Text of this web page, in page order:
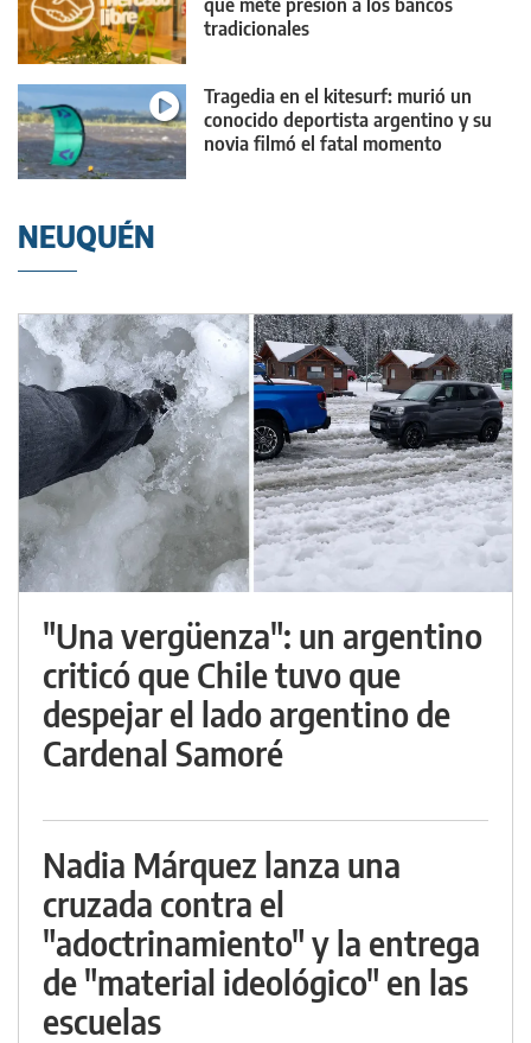
que mete presión a los bancos
tradicionales
Tragedia en el kitesurf: murió un
conocido deportista argentino y su
novia filmó el fatal momento
NEUQUÉN
"Una vergüenza": un argentino
criticó que Chile tuvo que
despejar el lado argentino de
Cardenal Samoré
Nadia Márquez lanza una
cruzada contra el
"adoctrinamiento" y la entrega
de "material ideológico" en las
escuelas